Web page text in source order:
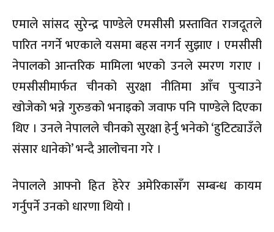
एमाले सांसद सुरेन्द्र पाण्डेले एमसीसी प्रस्तावित राजदूतले
पारित नगर्ने भएकाले यसमा बहस नगर्न सुझाए । एमसीसी
नेपालको आन्तरिक मामिला भएको उनले स्मरण गराए ।
एमसीसीमार्फत चीनको सुरक्षा नीतिमा आँच पुर्‍याउने
खोजेको भन्ने गुरुङको भनाइको जवाफ पनि पाण्डेले दिएका
थिए । उनले नेपालले चीनको सुरक्षा हेर्नु भनेको ‘हुटिट्याउँले
संसार धानेको’ भन्दै आलोचना गरे ।
नेपालले आफ्नो हित हेरेर अमेरिकासँग सम्बन्ध कायम
गर्नुपर्ने उनको धारणा थियो ।